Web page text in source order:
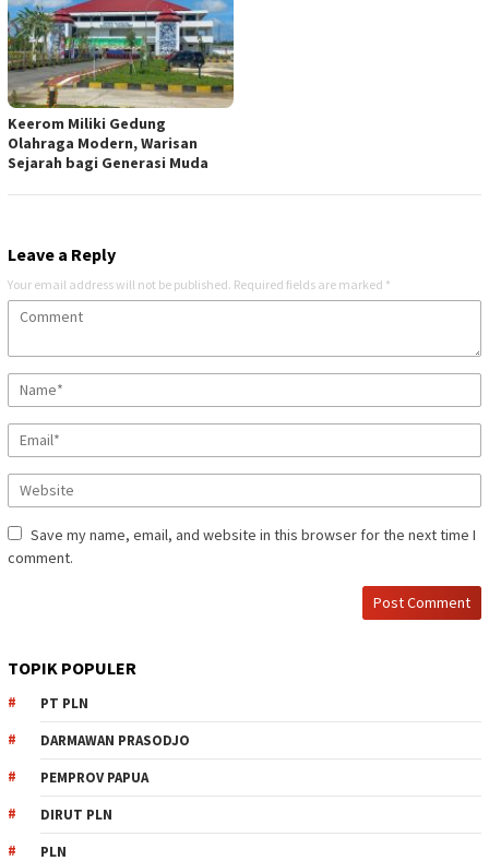
Keerom Miliki Gedung
Olahraga Modern, Warisan
Sejarah bagi Generasi Muda
Leave a Reply
Your email address will not be published. Required fields are marked *
Save my name, email, and website in this browser for the next time I
comment.
TOPIK POPULER
PT PLN
DARMAWAN PRASODJO
PEMPROV PAPUA
DIRUT PLN
PLN